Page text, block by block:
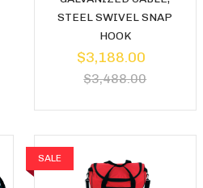
STEEL SWIVEL SNAP
HOOK
$3,188.00
$3,488.00
SALE